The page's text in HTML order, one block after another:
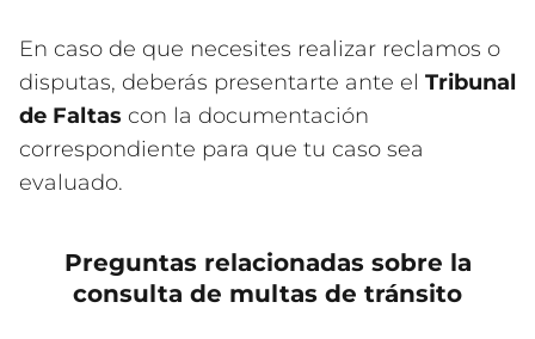
En caso de que necesites realizar reclamos o
disputas, deberás presentarte ante el Tribunal
de Faltas con la documentación
correspondiente para que tu caso sea
evaluado.
Preguntas relacionadas sobre la
consulta de multas de tránsito